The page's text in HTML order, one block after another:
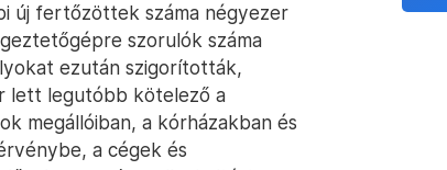
új fertőzöttek száma négyezer
szorulók száma
ezután szigorították,
lett legutóbb kötelező a
megállóiban, a kórházakban és
a cégek és